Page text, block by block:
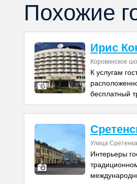
Похожие
Ирис
Коровинское
К услугам
бесплатный
Улица
Интерьеры